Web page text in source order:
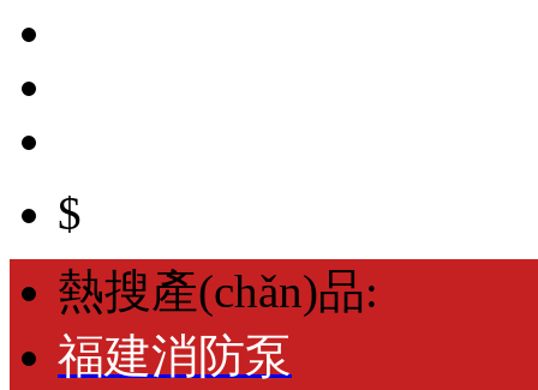
$
熱搜產(chǎn)品:
福建消防泵